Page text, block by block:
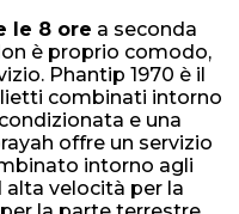
le 8 ore a seconda
è proprio comodo,
Phantip 1970 è il
combinati intorno
e una
offre un servizio
intorno agli
alta velocità per la